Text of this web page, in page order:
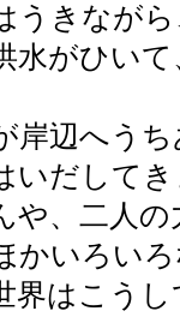
きながら
がひいて
辺へうち
いだして
、二人の
かいろい
はこうし